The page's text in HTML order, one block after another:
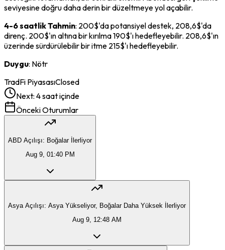
seviyesine doğru daha derin bir düzeltmeye yol açabilir.
4-6 saatlik Tahmin: 200$'da potansiyel destek, 208,6$'da
direnç. 200$'ın altına bir kırılma 190$'ı hedefleyebilir. 208,6$'ın
üzerinde sürdürülebilir bir itme 215$'ı hedefleyebilir.
Duygu: Nötr
TradFi PiyasasıClosed
Next: 4 saat içinde
Önceki Oturumlar
ABD Açılışı: Boğalar İlerliyor
Aug 9, 01:40 PM
Asya Açılışı: Asya Yükseliyor, Boğalar Daha Yüksek İlerliyor
Aug 9, 12:48 AM